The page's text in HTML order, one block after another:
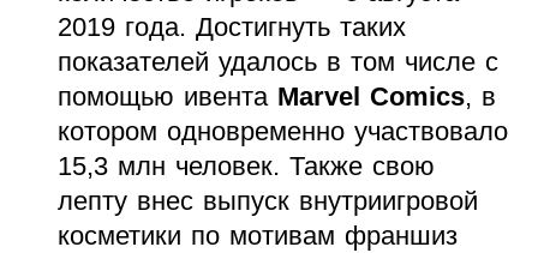
2019 года. Достигнуть таких
показателей удалось в том числе с
помощью ивента Marvel Comics, в
котором одновременно участвовало
15,3 млн человек. Также свою
лепту внес выпуск внутриигровой
косметики по мотивам франшиз